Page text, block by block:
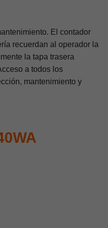
El contador
recuerdan al operador la
la tapa trasera
a todos los
mantenimiento y